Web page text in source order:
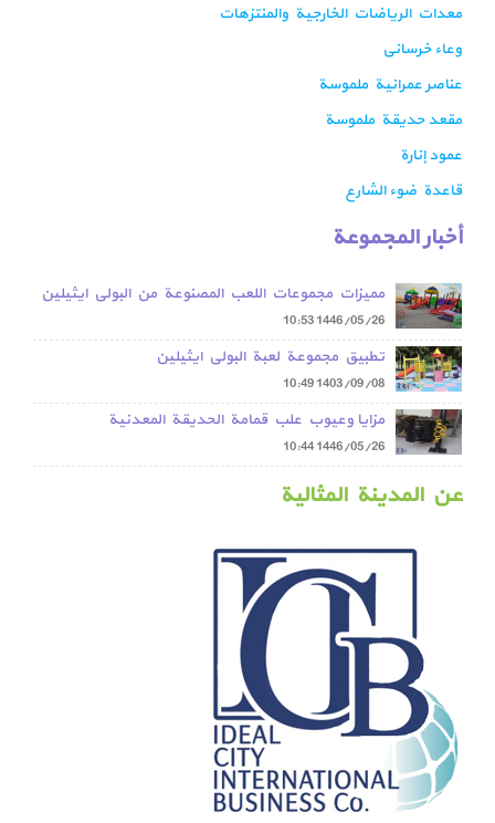
معدات الرياضات الخارجية والمنتزهات
وعاء خرساني
عناصر عمرانية ملموسة
مقعد حديقة ملموسة
عمود إنارة
قاعدة ضوء الشارع
أخبار المجموعة
مميزات مجموعات اللعب المصنوعة من البولي ايثيلين
مقارنة بمجموعات اللعب المعدنية
1446/05/26
10:53
تطبيق مجموعة لعبة البولي ايثيلين
1403/09/08
10:49
مزايا وعيوب علب قمامة الحديقة المعدنية
1446/05/26
10:44
عن المدينة المثالية